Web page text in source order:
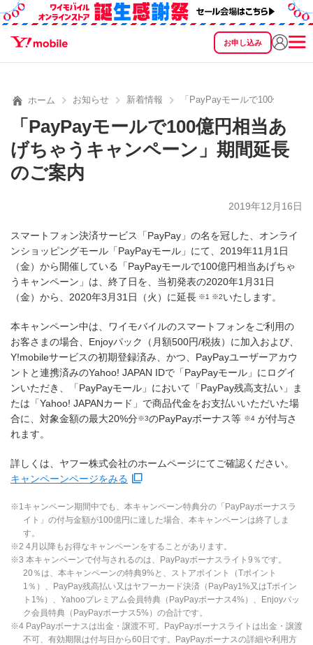
お申し込み
SEARCH
ホーム お知らせ 新着情報 「PayPayモールで100億円相
「PayPayモールで100億円相当あ
げちゃうキャンペーン」期間延長
のご案内
2019年12月16日
スマートフォン決済サービス「PayPay」の名を冠した、オンライ
ンショッピングモール「PayPayモール」にて、2019年11月1日
（金）から開催している「PayPayモールで100億円相当あげちゃ
うキャンペーン」は、終了日を、当初発表の2020年1月31日
（金）から、2020年3月31日（火）に延長 ※1 ※2いたします。
本キャンペーン中は、ワイモバイルのスマートフォンをご利用の
お客さまの場合、Enjoyパック（月額500円/税抜）に加入および、
Y!mobileサービスの初期登録済み、かつ、PayPayユーザーアカウ
ントと連携済みのYahoo! JAPAN IDで「PayPayモール」にログイ
ンいただき、「PayPayモール」において「PayPay残高支払い」ま
たは「Yahoo! JAPANカード」で商品代金をお支払いいただいた場
合に、対象金額の最大20%分※3のPayPayボーナス等 ※4 が付与さ
れます。
詳しくは、ヤフー株式会社のホームページにてご確認ください。
キャンペーンページをみる
※1キャンペーン期間中でも、本キャンペーン特典分の「PayPayボーナスラ
イト」の付与金額が100億円に達した場合、本キャンペーンは終了しま
す。
※2 4月以降もお得なキャンペーンをすることがあります。
※3 本キャンペーンで付与されるのは、PayPayボーナスライト9％です。
20％は、本キャンペーンの特典9%と、ストアポイント（Tポイント
1％）、PayPay残高払い又はヤフーカード決済（PayPay1%又はTポイン
ト1%）、Yahooプレミアム会員特典（PayPayボーナス4%）、Enjoyパッ
ク会員特典（PayPayボーナス5%）の合計です。
※4 PayPayボーナスは出金・譲渡不可。PayPayボーナスライトは出金・譲渡
不可、有効期限は付与日から60日です。PayPayボーナスの詳細や利用方